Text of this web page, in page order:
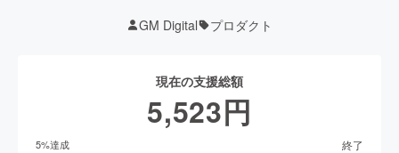
GM Digital プロダクト
現在の支援総額
5,523円
5%達成 終了